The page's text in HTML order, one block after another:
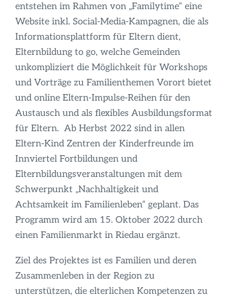
entstehen im Rahmen von „Familytime“ eine
Website inkl. Social-Media-Kampagnen, die als
Informationsplattform für Eltern dient,
Elternbildung to go, welche Gemeinden
unkompliziert die Möglichkeit für Workshops
und Vorträge zu Familienthemen Vorort bietet
und online Eltern-Impulse-Reihen für den
Austausch und als flexibles Ausbildungsformat
für Eltern. Ab Herbst 2022 sind in allen
Eltern-Kind Zentren der Kinderfreunde im
Innviertel Fortbildungen und
Elternbildungsveranstaltungen mit dem
Schwerpunkt „Nachhaltigkeit und
Achtsamkeit im Familienleben“ geplant. Das
Programm wird am 15. Oktober 2022 durch
einen Familienmarkt in Riedau ergänzt.
Ziel des Projektes ist es Familien und deren
Zusammenleben in der Region zu
unterstützen, die elterlichen Kompetenzen zu